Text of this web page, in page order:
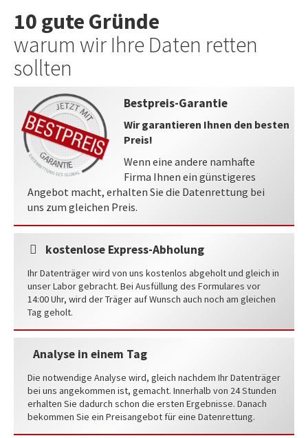
10 gute Gründe
warum wir Ihre Daten retten
sollten
Bestpreis-Garantie
Wir garantieren Ihnen den besten
Preis!
Wenn eine andere namhafte
Firma Ihnen ein günstigeres
Angebot macht, erhalten Sie die Datenrettung bei
uns zum gleichen Preis.
kostenlose Express-Abholung
Ihr Datenträger wird von uns kostenlos abgeholt und gleich in
unser Labor gebracht. Bei Ausfüllung des Formulares vor
14:00 Uhr, wird der Träger auf Wunsch auch noch am gleichen
Tag geholt.
Analyse in einem Tag
Die notwendige Analyse wird, gleich nachdem Ihr Datenträger
bei uns angekommen ist, gemacht. Innerhalb von 24 Stunden
erhalten Sie dadurch schon die ersten Ergebnisse. Danach
bekommen Sie ein Preisangebot für eine Datenrettung.